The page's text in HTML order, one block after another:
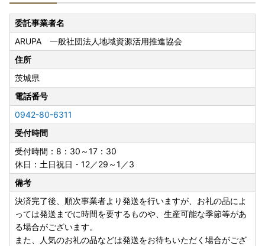
委託事業者名
ARUPA 一般社団法人地域資源活用推進協会
住所
茨城県
電話番号
0942-80-6311
受付時間
受付時間：8：30～17：30
休日：土日祝日・12／29～1／3
備考
決済完了後、順次事業者より発送を行いますが、お礼の品によ
っては発送までに時間を要するものや、生産可能な季節等があ
る場合がございます。
また、人気のお礼の品などは発送をお待ちいただく場合がござ